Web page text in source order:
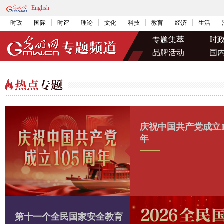
English
时政 国际 时评 理论 文化 科技 教育 经济 生活
专题集萃
时
品牌活动
国
庆祝中国共产党成立
年
第十一个全民国家安全教育